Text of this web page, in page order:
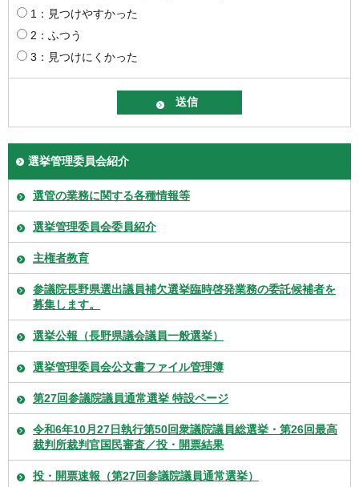
1：見つけやすかった
2：ふつう
3：見つけにくかった
選挙管理委員会紹介
選管の業務に関する各種情報等
選挙管理委員会委員紹介
主権者教育
参議院長野県選出議員補欠選挙臨時啓発業務の委託候補者を
募集します。
選挙公報（長野県議会議員一般選挙）
選挙管理委員会公文書ファイル管理簿
第27回参議院議員通常選挙 特設ページ
令和6年10月27日執行第50回衆議院議員総選挙・第26回最高
裁判所裁判官国民審査／投・開票結果
投・開票速報（第27回参議院議員通常選挙）